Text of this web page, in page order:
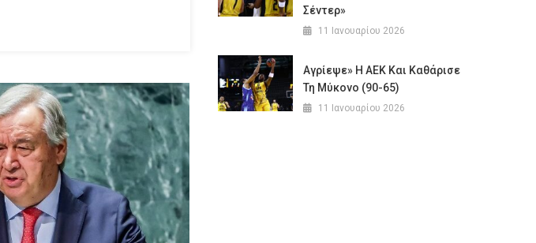
Σέντερ»
11 Ιανουαρίου 2026
Αγρίεψε» Η ΑΕΚ Και Καθάρισε
Τη Μύκονο (90-65)
11 Ιανουαρίου 2026